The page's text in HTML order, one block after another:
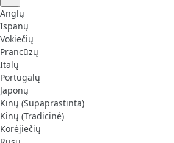
Anglų
Ispanų
Vokiečių
Prancūzų
Italų
Portugalų
Japonų
Kinų (Supaprastinta)
Kinų (Tradicinė)
Korėjiečių